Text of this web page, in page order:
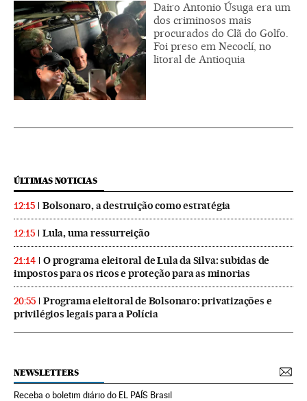
Dairo Antonio Úsuga era um
dos criminosos mais
procurados do Clã do Golfo.
Foi preso em Necoclí, no
litoral de Antioquia
ÚLTIMAS NOTICIAS
12:15 Bolsonaro, a destruição como estratégia
12:15 Lula, uma ressurreição
21:14
O programa eleitoral de Lula da Silva: subidas de
impostos para os ricos e proteção para as minorias
20:55
Programa eleitoral de Bolsonaro: privatizações e
privilégios legais para a Polícia
NEWSLETTERS
Receba o boletim diário do EL PAÍS Brasil